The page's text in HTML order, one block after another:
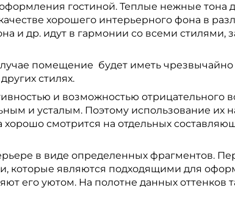
гостиной. Теплые нежные тона
хорошего интерьерного фона в
и др. идут в гармонии со всеми стилями,
помещение будет иметь
стилях.
и возможностью отрицательного
и усталым. Поэтому использование их
смотрится на отдельных
в виде определенных фрагментов.
которые являются подходящими для
его уютом. На полотне данных оттенков